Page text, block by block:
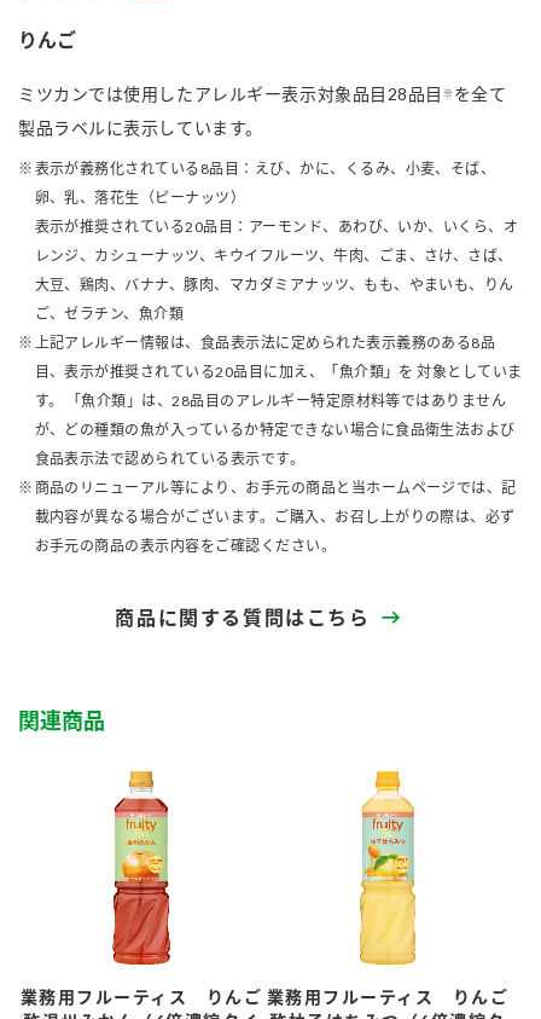
りんご
ミツカンでは使用したアレルギー表示対象品目28品目 ※ を全て
製品ラベルに表示しています。
表示が義務化されている8品目：えび、かに、くるみ、小麦、そば、
卵、乳、落花生（ピーナッツ）
表示が推奨されている20品目：アーモンド、あわび、いか、いくら、オ
レンジ、カシューナッツ、キウイフルーツ、牛肉、ごま、さけ、さば、
大豆、鶏肉、バナナ、豚肉、マカダミアナッツ、もも、やまいも、りん
ご、ゼラチン、魚介類
上記アレルギー情報は、食品表示法に定められた表示義務のある8品
目、表示が推奨されている20品目に加え、「魚介類」を 対象としていま
す。 「魚介類」は、28品目のアレルギー特定原材料等ではありません
が、どの種類の魚が入っているか特定できない場合に食品衛生法および
食品表示法で認められている表示です。
商品のリニューアル等により、お手元の商品と当ホームページでは、記
載内容が異なる場合がございます。ご購入、お召し上がりの際は、必ず
お手元の商品の表示内容をご確認ください。
商品に関する質問はこちら
関連商品
業務用フルーティス りんご 業務用フルーティス りんご